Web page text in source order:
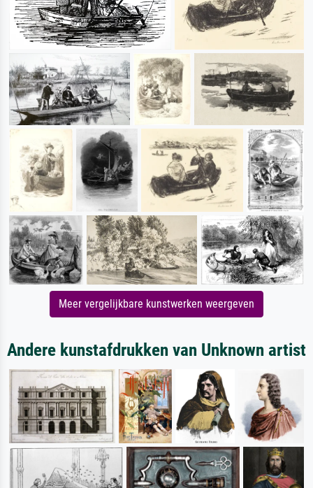
Meer vergelijkbare kunstwerken weergeven
Andere kunstafdrukken van Unknown artist